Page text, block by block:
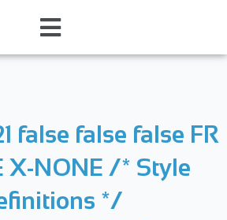
false false false FR
X-NONE /* Style
*/